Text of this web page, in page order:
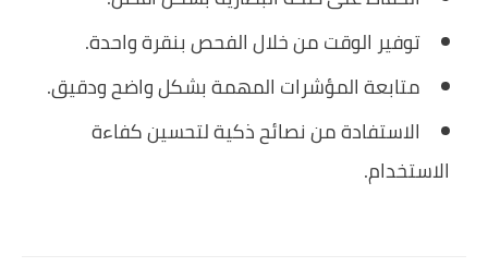
توفير الوقت من خلال الفحص بنقرة واحدة.
متابعة المؤشرات المهمة بشكل واضح ودقيق.
الاستفادة من نصائح ذكية لتحسين كفاءة
الاستخدام.